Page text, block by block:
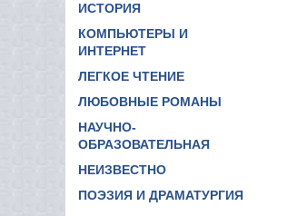
ИСТОРИЯ
КОМПЬЮТЕРЫ И
ИНТЕРНЕТ
ЛЕГКОЕ ЧТЕНИЕ
ЛЮБОВНЫЕ РОМАНЫ
НАУЧНО-
ОБРАЗОВАТЕЛЬНАЯ
НЕИЗВЕСТНО
ПОЭЗИЯ И ДРАМАТУРГИЯ